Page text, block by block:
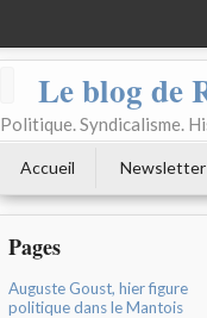
Le blog de
Politique. Syndicalisme.
Accueil Newsletter
Pages
Auguste Goust, hier figure
politique dans le Mantois